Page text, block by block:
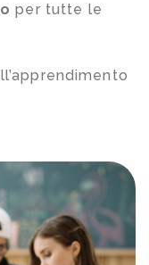
per tutte le